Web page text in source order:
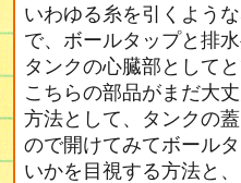
いわゆる糸を引くよう
で、ボールタップと排
タンクの心臓部として
こちらの部品がまだ大
方法として、タンクの
ので開けてみてボール
いかを目視する方法と、